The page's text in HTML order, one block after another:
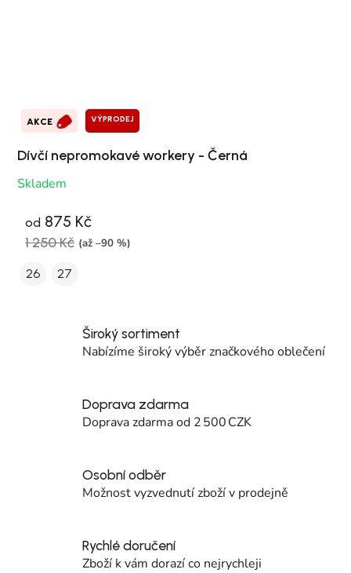
AKCE VÝPRODEJ
Dívčí nepromokavé workery - Černá
Skladem
od 875 Kč
1 250 Kč (až –90 %)
26 27
Široký sortiment
Nabízíme široký výběr značkového oblečení
Doprava zdarma
Doprava zdarma od 2 500 CZK
Osobní odběr
Možnost vyzvednutí zboží v prodejně
Rychlé doručení
Zboží k vám dorazí co nejrychleji